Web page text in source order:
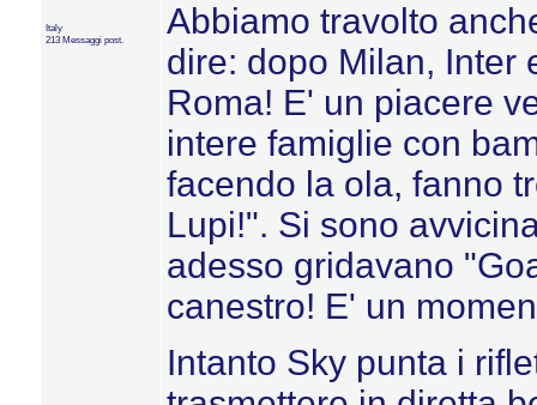
Italy
213 Messaggi post.
Abbiamo travolto
dire: dopo Milan, Inter
Roma! E' un piacere
intere famiglie con
facendo la ola, fanno
Lupi!". Si sono
adesso gridavano
canestro! E' un
Intanto Sky punta i